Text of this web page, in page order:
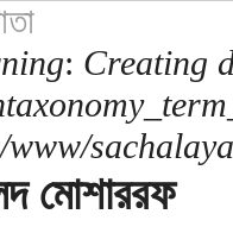
: Creating
মোশাররফ